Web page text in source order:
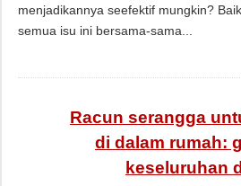
menjadikannya seefektif mungkin?
semua isu ini bersama-sama...
Racun serangga
di dalam rumah:
keseluruhan